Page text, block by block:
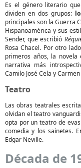
Es el género literario
dividen en dos grupos:
principales son la Guerra
Hispanoamérica y sus
Sender, que escribió
Rosa Chacel. Por otro
primeros años, la novela
narrativa más
Camilo José Cela y
Teatro
Las obras teatrales
olvidan el teatro
opta por un teatro de
comedia y los sainetes.
Edgar Neville.
Década de